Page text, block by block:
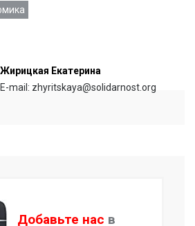
Жирицкая Екатерина
E-mail: zhyritskaya@solidarnost.org
Добавьте нас в